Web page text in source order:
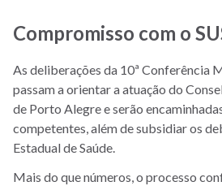
Compromisso com o
As deliberações da 10ª Conferência
passam a orientar a atuação do
de Porto Alegre e serão
competentes, além de subsidiar os
Estadual de Saúde.
Mais do que números, o processo